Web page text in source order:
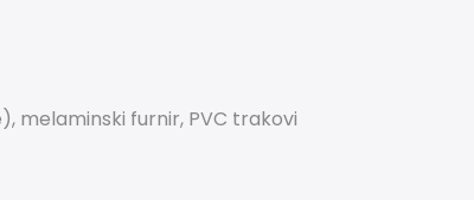
melaminski furnir, PVC trakovi